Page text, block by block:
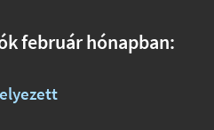
február hónapban: